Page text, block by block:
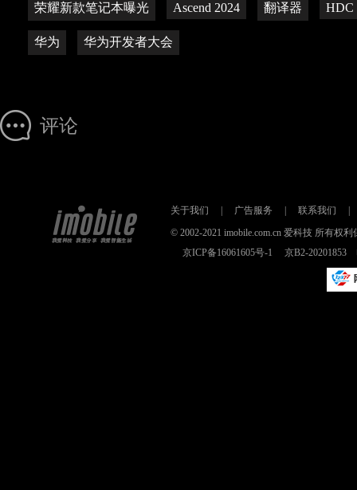
荣耀新款笔记本曝光 Ascend 2024 翻译器 HDC
华为 华为开发者大会
评论
关于我们 广告服务 联系我们
© 2002-2021 imobile.com.cn 爱科技 所有权
京ICP备16061605号-1
京B2-20201853